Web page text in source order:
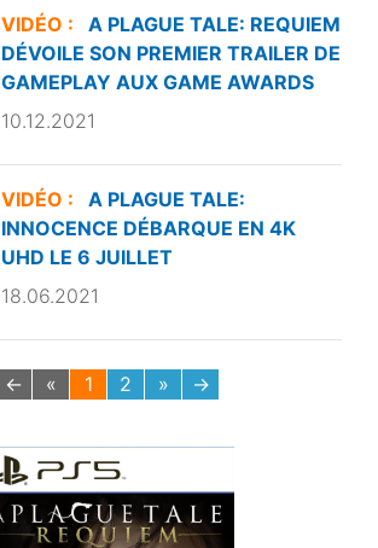
VIDÉO :
A PLAGUE TALE: REQUIEM
DÉVOILE SON PREMIER TRAILER DE
GAMEPLAY AUX GAME AWARDS
10.12.2021
VIDÉO :
A PLAGUE TALE:
INNOCENCE DÉBARQUE EN 4K
UHD LE 6 JUILLET
18.06.2021
← « 1 2 » →